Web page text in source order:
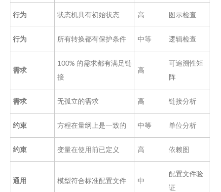
行为 状态机具有初始状态 高 图示检查
行为 所有转换都有保护条件 中等 逻辑检查
需求
100% 的需求都有满足链
接
高
可追溯性矩
阵
需求 无孤立的需求 高 链接分析
约束 方程在量纲上是一致的 中等 单位分析
约束 变量在使用前已定义 高 依赖图
通用 模型符合标准配置文件 中
配置文件验
证